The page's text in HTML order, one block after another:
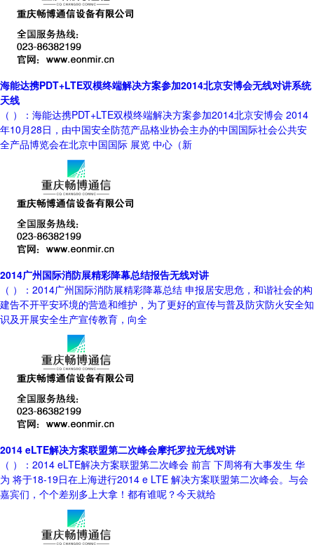
海能达携PDT+LTE双模终端解决方案参加2014北京安博会无线对讲系统
天线
（ ）：海能达携PDT+LTE双模终端解决方案参加2014北京安博会 2014
年10月28日，由中国安全防范产品格业协会主办的中国国际社会公共安
全产品博览会在北京中国国际 展览 中心（新
2014广州国际消防展精彩降幕总结报告无线对讲
（ ）：2014广州国际消防展精彩降幕总结 申报居安思危，和谐社会的构
建告不开平安环境的营造和维护，为了更好的宣传与普及防灾防火安全知
识及开展安全生产宣传教育，向全
2014 eLTE解决方案联盟第二次峰会摩托罗拉无线对讲
（ ）：2014 eLTE解决方案联盟第二次峰会 前言 下周将有大事发生 华
为 将于18-19日在上海进行2014 e LTE 解决方案联盟第二次峰会。与会
嘉宾们，个个差别多上大拿！都有谁呢？今天就给